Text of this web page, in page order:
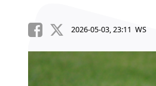
2026-05-03, 23:11 WS